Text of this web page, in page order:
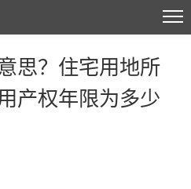
思？住宅用地所
产权年限为多少